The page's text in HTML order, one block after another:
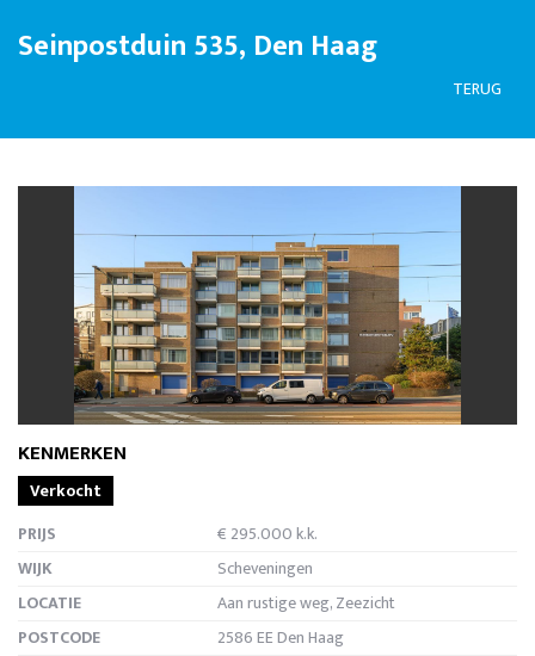
Seinpostduin 535, Den Haag
TERUG
vorige
KENMERKEN
Verkocht
PRIJS
€ 295.000 k.k.
WIJK
Scheveningen
LOCATIE
Aan rustige weg, Zeezicht
POSTCODE
2586 EE Den Haag